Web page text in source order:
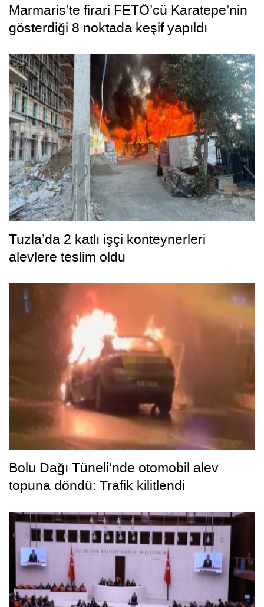
Marmaris’te firari FETÖ’cü Karatepe’nin
gösterdiği 8 noktada keşif yapıldı
Tuzla’da 2 katlı işçi konteynerleri
alevlere teslim oldu
Bolu Dağı Tüneli’nde otomobil alev
topuna döndü: Trafik kilitlendi